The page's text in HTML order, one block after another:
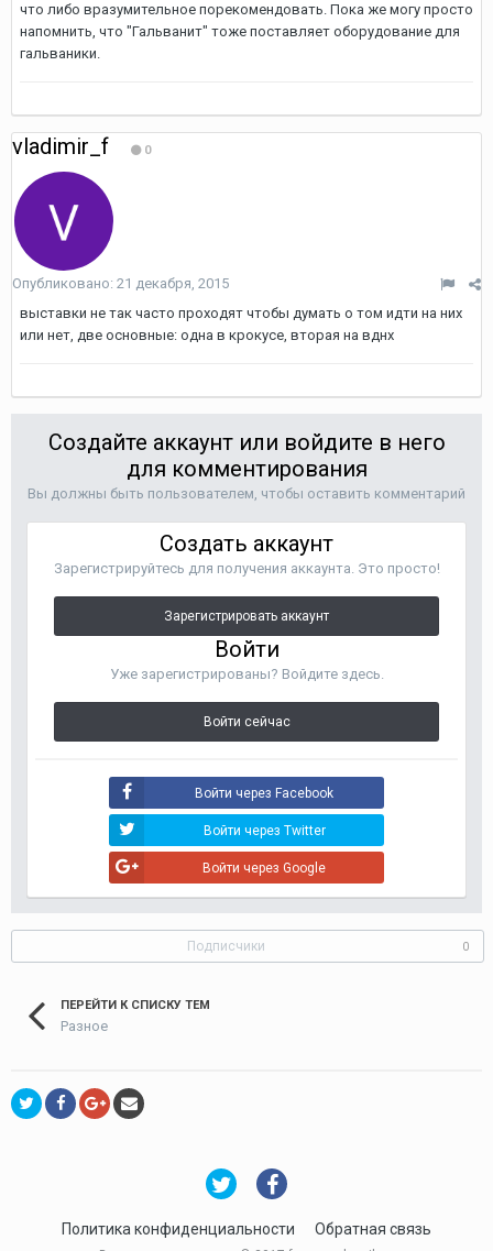
что либо вразумительное порекомендовать. Пока же могу просто
напомнить, что "Гальванит" тоже поставляет оборудование для
гальваники.
vladimir_f 0
Опубликовано: 21 декабря, 2015
выставки не так часто проходят чтобы думать о том идти на них
или нет, две основные: одна в крокусе, вторая на вднх
Создайте аккаунт или войдите в него
для комментирования
Вы должны быть пользователем, чтобы оставить комментарий
Создать аккаунт
Зарегистрируйтесь для получения аккаунта. Это просто!
Зарегистрировать аккаунт
Войти
Уже зарегистрированы? Войдите здесь.
Войти сейчас
Войти через Facebook
Войти через Twitter
Войти через Google
Подписчики 0
ПЕРЕЙТИ К СПИСКУ ТЕМ
Разное
Политика конфиденциальности Обратная связь